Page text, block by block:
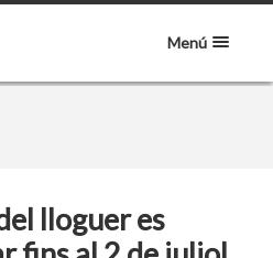
Menú
lloguer es